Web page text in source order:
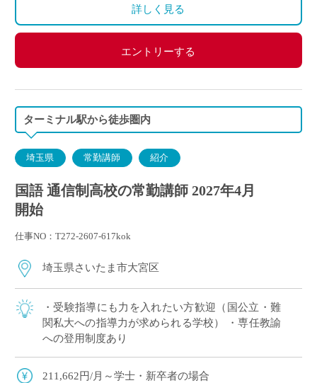
詳しく見る
エントリーする
ターミナル駅から徒歩圏内
埼玉県 常勤講師 紹介
国語 通信制高校の常勤講師 2027年4月
開始
仕事NO：T272-2607-617kok
埼玉県さいたま市大宮区
・受験指導にも力を入れたい方歓迎（国公立・難
関私大への指導力が求められる学校） ・専任教諭
への登用制度あり
211,662円/月～学士・新卒者の場合